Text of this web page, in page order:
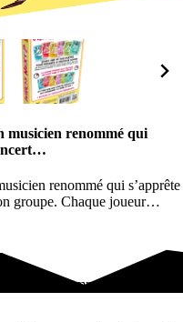
musicien renommé qui
renommé qui s’apprête
groupe. Chaque joueur…
renommé qui s’apprête